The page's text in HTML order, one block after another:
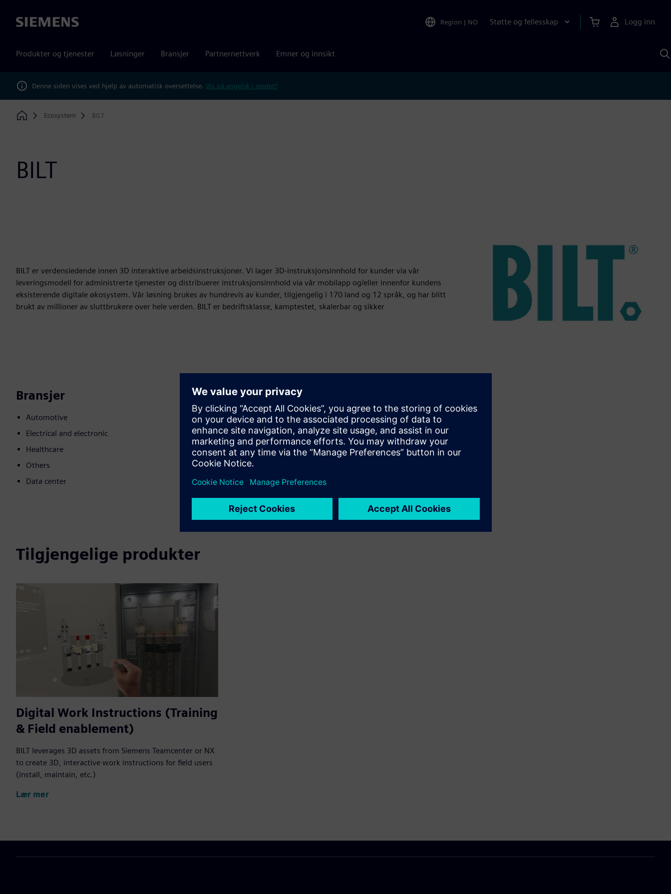
Siemens Region | NO Støtte og fellesskap Logg inn
Produkter og tjenester Løsninger Bransjer Partnernettverk Emner og innsikt
Denne siden vises ved hjelp av automatisk oversettelse. Vis på engelsk i stedet?
Home
Ecosystem BILT
BILT
BILT er verdensledende innen 3D interaktive arbeidsinstruksjoner. Vi lager 3D-instruksjonsinnhold for kunder via vår
leveringsmodell for administrerte tjenester og distribuerer instruksjonsinnhold via vår mobilapp og/eller innenfor kundens
eksisterende digitale økosystem. Vår løsning brukes av hundrevis av kunder, tilgjengelig i 170 land og 12 språk, og har blitt
brukt av millioner av sluttbrukere over hele verden. BILT er bedriftsklasse, kamptestet, skalerbar og sikker
Bransjer
Automotive
Electrical and electronic
Healthcare
Others
Data center
Bevegelse
Build
Utvider eller bygger på et Siemens Xcelerator-produkt/-
løsning ved å lage et nytt produkt, eller skaper en ny
kundeløsning via integrering av Siemens Xcelerator-
produkt og eget produkt
Tilgjengelige produkter
Digital Work Instructions (Training
& Field enablement)
BILT leverages 3D assets from Siemens Teamcenter or NX
to create 3D, interactive work instructions for field users
(install, maintain, etc.)
Lær mer